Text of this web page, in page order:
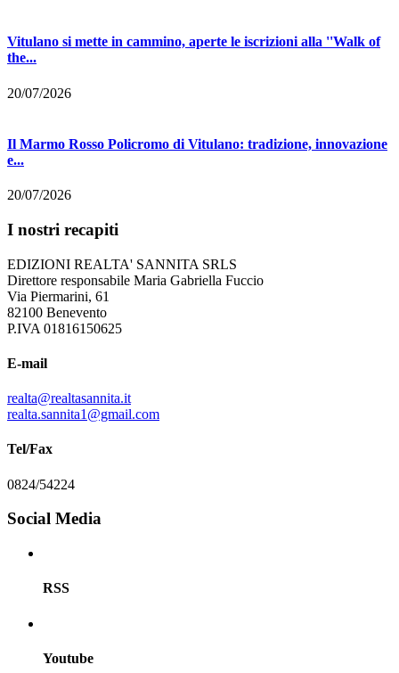
Vitulano si mette in cammino, aperte le iscrizioni alla ''Walk of
the...
20/07/2026
Il Marmo Rosso Policromo di Vitulano: tradizione, innovazione
e...
20/07/2026
I nostri recapiti
EDIZIONI REALTA' SANNITA SRLS
Direttore responsabile Maria Gabriella Fuccio
Via Piermarini, 61
82100 Benevento
P.IVA 01816150625
E-mail
realta@realtasannita.it
realta.sannita1@gmail.com
Tel/Fax
0824/54224
Social Media
RSS
Youtube